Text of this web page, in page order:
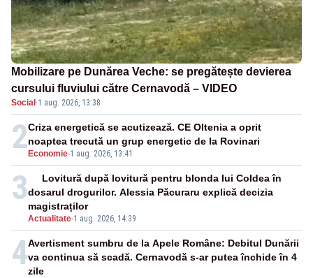
Mobilizare pe Dunărea Veche: se pregătește devierea
cursului fluviului către Cernavodă – VIDEO
Social ·1 aug. 2026, 13:38
2 Economie-1 aug. 2026, 13:41
Criza energetică se acutizează. CE Oltenia a oprit
noaptea trecută un grup energetic de la Rovinari
3
Actualitate-1 aug. 2026, 14:39
Lovitură după lovitură pentru blonda lui Coldea în
dosarul drogurilor. Alessia Păcuraru explică decizia
magistraților
4Avertisment sumbru de la Apele Române: Debitul Dunării
va continua să scadă. Cernavodă s-ar putea închide în 4
zile